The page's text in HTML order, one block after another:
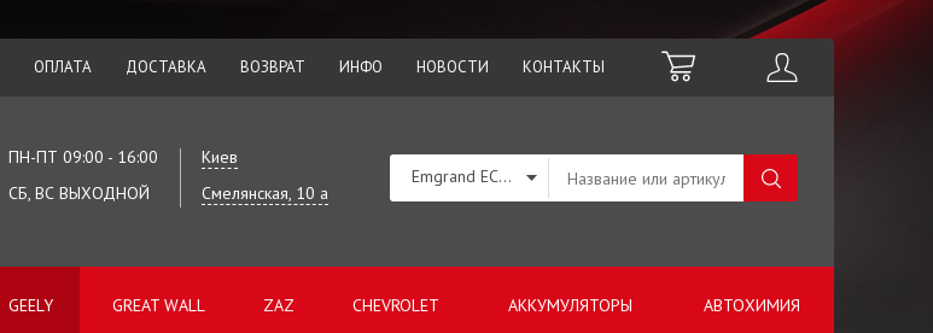
ОПЛАТА ДОСТАВКА ВОЗВРАТ ИНФО НОВОСТИ КОНТАКТЫ
ПН-ПТ 09:00 - 16:00
СБ, ВС ВЫХОДНОЙ
Киев
Смелянская, 10 а
GEELY GREAT WALL ZAZ CHEVROLET АККУМУЛЯТОРЫ АВТОХИМИЯ
Emgrand EC7RV